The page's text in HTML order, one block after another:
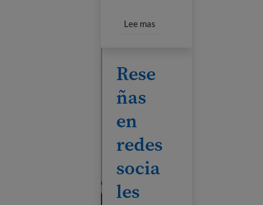
Lee mas
Rese
ñas
en
redes
socia
les